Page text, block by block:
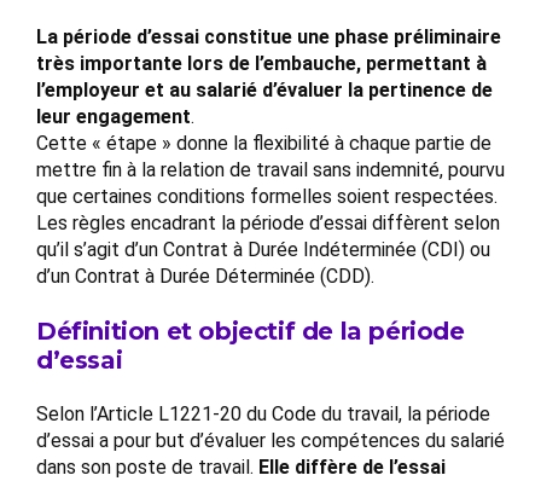
La période d’essai constitue une phase préliminaire
très importante lors de l’embauche, permettant à
l’employeur et au salarié d’évaluer la pertinence de
leur engagement.
Cette « étape » donne la flexibilité à chaque partie de
mettre fin à la relation de travail sans indemnité, pourvu
que certaines conditions formelles soient respectées.
Les règles encadrant la période d’essai diffèrent selon
qu’il s’agit d’un Contrat à Durée Indéterminée (CDI) ou
d’un Contrat à Durée Déterminée (CDD).
Définition et objectif de la période
d’essai
Selon l’Article L1221-20 du Code du travail, la période
d’essai a pour but d’évaluer les compétences du salarié
dans son poste de travail. Elle diffère de l’essai